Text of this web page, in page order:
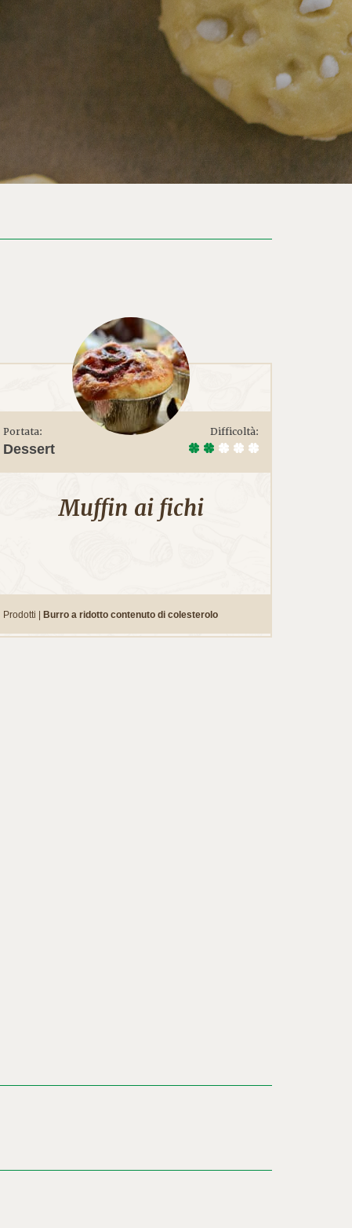
Portata:
Dessert
Difficoltà:
Muffin ai fichi
Prodotti | Burro a ridotto contenuto di colesterolo